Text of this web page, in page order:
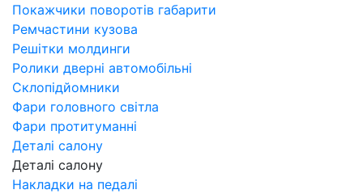
Покажчики поворотів габарити
Ремчастини кузова
Решітки молдинги
Ролики дверні автомобільні
Склопідйомники
Фари головного світла
Фари протитуманні
Деталі салону
Деталі салону
Накладки на педалі